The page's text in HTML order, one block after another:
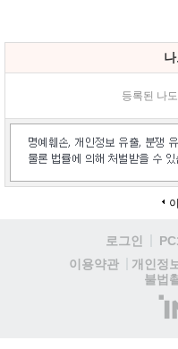
등록된 나
로그인
이용약관
개인정
불법